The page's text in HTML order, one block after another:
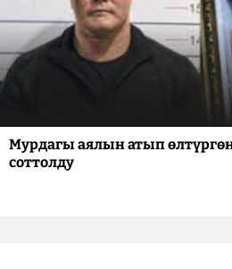
Мурдагы аялын атып
соттолду